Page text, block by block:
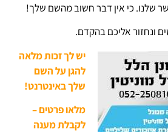
שלנו. כי אין דבר חשוב מהשם שלך!
ונחזור אליכם בהקדם.
יש לך זכות מלאה
להגן על השם
שלך באינטרנט!
מלאו פרטים –
לקבלת מענה